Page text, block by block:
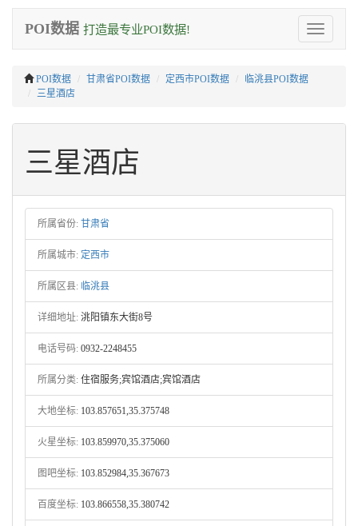
Toggle
navigation
POI数据 打造最专业POI数据!
POI数据 甘肃省POI数据 定西市POI数据
临洮县POI数据
三星酒店
三星酒店
所属省份: 甘肃省
所属城市: 定西市
所属区县: 临洮县
详细地址: 洮阳镇东大街8号
电话号码: 0932-2248455
所属分类: 住宿服务;宾馆酒店;宾馆酒店
大地坐标: 103.857651,35.375748
火星坐标: 103.859970,35.375060
图吧坐标: 103.852984,35.367673
百度坐标: 103.866558,35.380742